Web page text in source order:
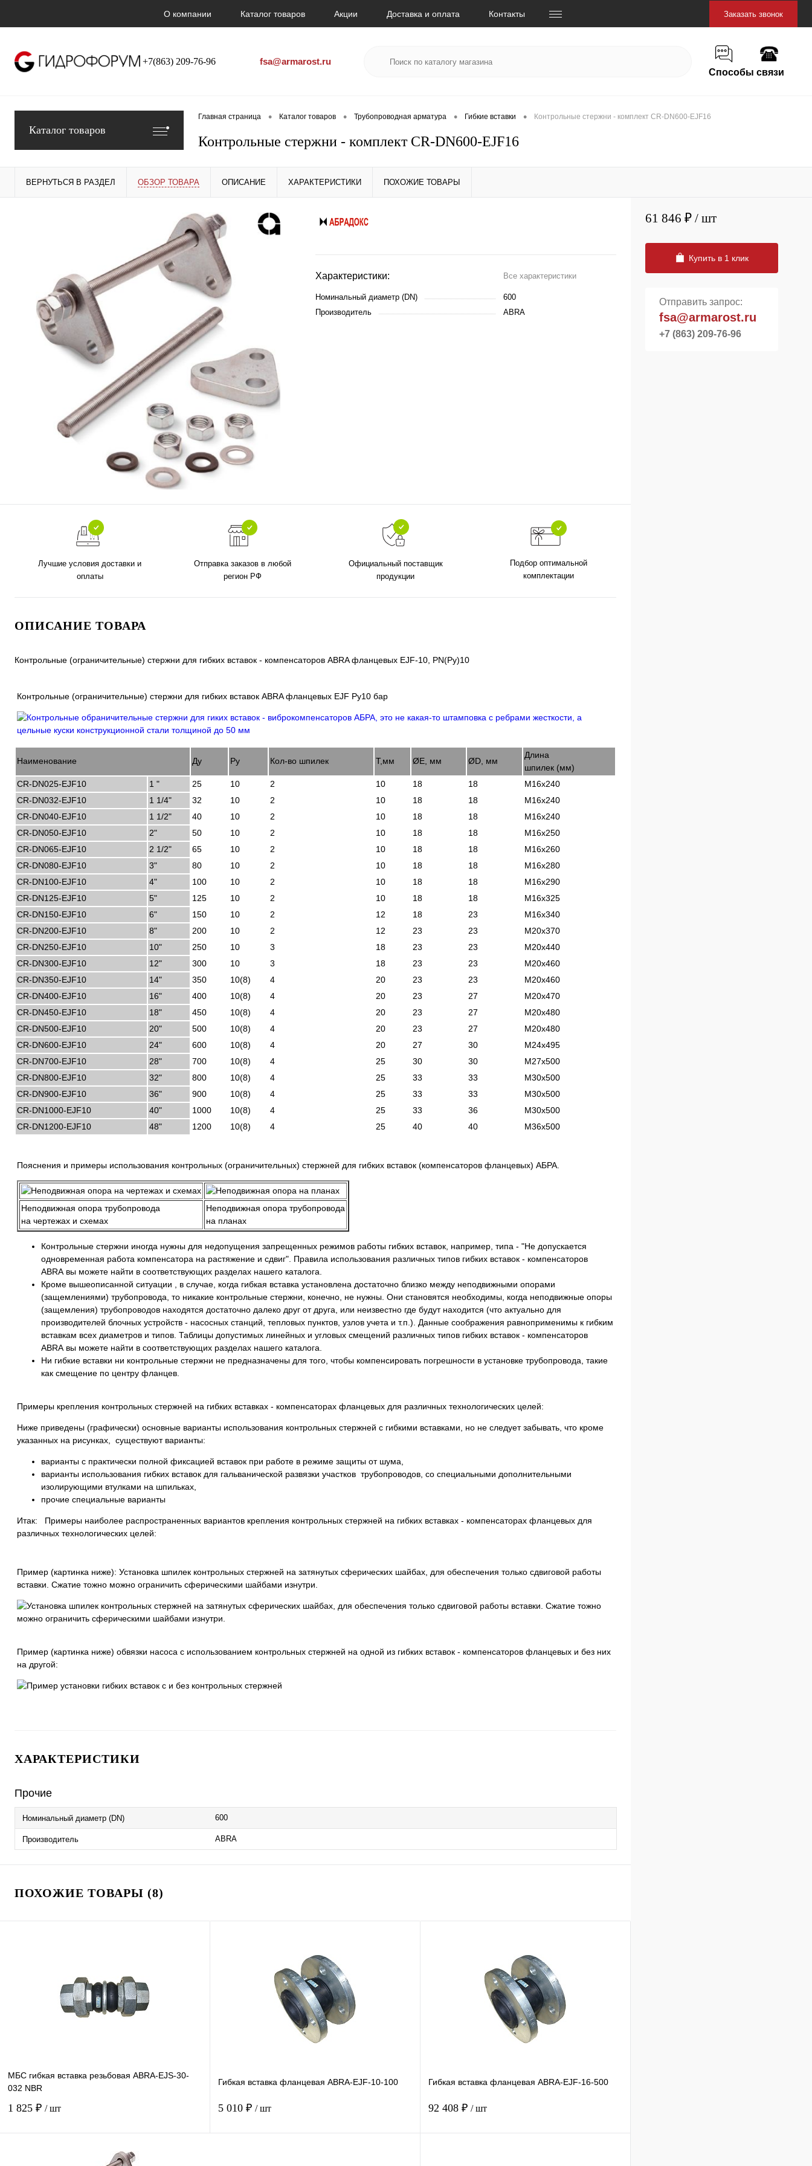
О компании Каталог товаров Акции Доставка и оплата Контакты Заказать звонок
+7(863) 209-76-96
fsa@armarost.ru
Способы связи
Каталог товаров
Главная страница • Каталог товаров • Трубопроводная арматура • Гибкие вставки • Контрольные стержни - комплект CR-DN600-EJF16
Контрольные стержни - комплект CR-DN600-EJF16
ВЕРНУТЬСЯ В РАЗДЕЛ ОБЗОР ТОВАРА ОПИСАНИЕ ХАРАКТЕРИСТИКИ ПОХОЖИЕ ТОВАРЫ
Характеристики: Все характеристики
Номинальный диаметр (DN)
600
Производитель
ABRA
Лучшие условия доставки и
оплаты
Отправка заказов в любой
регион РФ
Официальный поставщик
продукции
Подбор оптимальной
комплектации
ОПИСАНИЕ ТОВАРА
Контрольные (ограничительные) стержни для гибких вставок - компенсаторов ABRA фланцевых EJF-10, PN(Ру)10
Контрольные (ограничительные) стержни для гибких вставок ABRA фланцевых EJF Ру10 бар
Наименование Ду Ру Кол-во шпилек Т,мм ØE, мм ØD, мм
Длина
шпилек (мм)
CR-DN025-EJF10
1 " 25 10 2 10 18 18
М16х240
CR-DN032-EJF10
1 1/4" 32 10 2 10 18 18
М16х240
CR-DN040-EJF10
1 1/2" 40 10 2 10 18 18
М16х240
CR-DN050-EJF10
2" 50 10 2 10 18 18
М16х250
CR-DN065-EJF10
2 1/2" 65 10 2 10 18 18
М16х260
CR-DN080-EJF10
3" 80 10 2 10 18 18
М16х280
CR-DN100-EJF10
4" 100 10 2 10 18 18
М16х290
CR-DN125-EJF10
5" 125 10 2 10 18 18
М16х325
CR-DN150-EJF10
6" 150 10 2 12 18 23
М16х340
CR-DN200-EJF10
8" 200 10 2 12 23 23
М20х370
CR-DN250-EJF10
10" 250 10 3 18 23 23
М20х440
CR-DN300-EJF10
12" 300 10 3 18 23 23
М20х460
CR-DN350-EJF10
14" 350 10(8) 4 20 23 23
М20х460
CR-DN400-EJF10
16" 400 10(8) 4 20 23 27
М20х470
CR-DN450-EJF10
18" 450 10(8) 4 20 23 27
М20х480
CR-DN500-EJF10
20" 500 10(8) 4 20 23 27
М20х480
CR-DN600-EJF10
24" 600 10(8) 4 20 27 30
М24х495
CR-DN700-EJF10
28" 700 10(8) 4 25 30 30
М27х500
CR-DN800-EJF10
32" 800 10(8) 4 25 33 33
М30х500
CR-DN900-EJF10
36" 900 10(8) 4 25 33 33
М30х500
CR-DN1000-EJF10
40" 1000 10(8) 4 25 33 36
М30х500
CR-DN1200-EJF10
48" 1200 10(8) 4 25 40 40 М36х500
Пояснения и примеры использования контрольных (ограничительных) стержней для гибких вставок (компенсаторов фланцевых) АБРА.
Неподвижная опора трубопровода
на чертежах и схемах
Неподвижная опора трубопровода
на планах
Контрольные стержни иногда нужны для недопущения запрещенных режимов работы гибких вставок, например, типа - "Не допускается
одновременная работа компенсатора на растяжение и сдвиг". Правила использования различных типов гибких вставок - компенсаторов
ABRA вы можете найти в соответствующих разделах нашего каталога.
Кроме вышеописанной ситуации , в случае, когда гибкая вставка установлена достаточно близко между неподвижными опорами
(защемлениями) трубопровода, то никакие контрольные стержни, конечно, не нужны. Они становятся необходимы, когда неподвижные опоры
(защемления) трубопроводов находятся достаточно далеко друг от друга, или неизвестно где будут находится (что актуально для
производителей блочных устройств - насосных станций, тепловых пунктов, узлов учета и т.п.). Данные соображения равноприменимы к гибким
вставкам всех диаметров и типов. Таблицы допустимых линейных и угловых смещений различных типов гибких вставок - компенсаторов
ABRA вы можете найти в соответствующих разделах нашего каталога.
Ни гибкие вставки ни контрольные стержни не предназначены для того, чтобы компенсировать погрешности в установке трубопровода, такие
как смещение по центру фланцев.
Примеры крепления контрольных стержней на гибких вставках - компенсаторах фланцевых для различных технологических целей:
Ниже приведены (графически) основные варианты использования контрольных стержней с гибкими вставками, но не следует забывать, что кроме
указанных на рисунках, существуют варианты:
варианты с практически полной фиксацией вставок при работе в режиме защиты от шума,
варианты использования гибких вставок для гальванической развязки участков трубопроводов, со специальными дополнительными
изолирующими втулками на шпильках,
прочие специальные варианты
Итак: Примеры наиболее распространенных вариантов крепления контрольных стержней на гибких вставках - компенсаторах фланцевых для
различных технологических целей:
Пример (картинка ниже): Установка шпилек контрольных стержней на затянутых сферических шайбах, для обеспечения только сдвиговой работы
вставки. Сжатие тожно можно ограничить сферическими шайбами изнутри.
Пример (картинка ниже) обвязки насоса с использованием контрольных стержней на одной из гибких вставок - компенсаторов фланцевых и без них
на другой:
ХАРАКТЕРИСТИКИ
Прочие
Номинальный диаметр (DN) 600
Производитель ABRA
ПОХОЖИЕ ТОВАРЫ (8)
МБС гибкая вставка резьбовая ABRA-EJS-30-
032 NBR
1 825 ₽ / шт
Гибкая вставка фланцевая ABRA-EJF-10-100
5 010 ₽ / шт
Гибкая вставка фланцевая ABRA-EJF-16-500
92 408 ₽ / шт
61 846 ₽ / шт
Купить в 1 клик
Отправить запрос:
fsa@armarost.ru
+7 (863) 209-76-96